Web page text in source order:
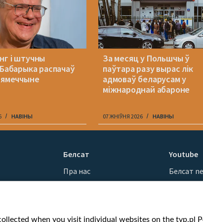
і штучны
распачаў
НАВІНЫ
За месяц у Польшчы ў
паўтара разу вырас лік
адмоваў беларусам у
міжнароднай абароне
07 ЖНІЎНЯ 2026 НАВІНЫ
Белсат
Пра нас
Кантакты
Youtube
Белсат
Белсат
when you visit individual websites on the tvp.pl